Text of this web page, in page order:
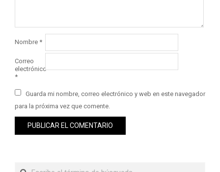
Nombre *
Correo
electrónico
*
Guarda mi nombre, correo electrónico y web en este navegador
para la próxima vez que comente.